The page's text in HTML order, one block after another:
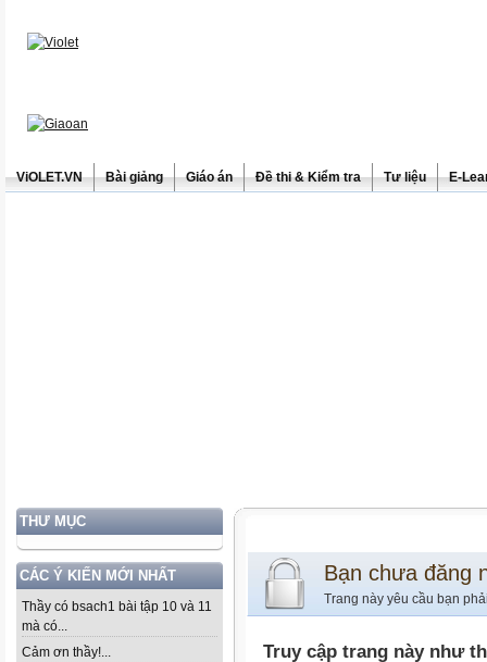
ViOLET.VN Bài giảng Giáo án Đề thi & Kiểm tra Tư liệu E-
THƯ MỤC
CÁC Ý KIẾN MỚI NHẤT
Thầy có bsach1 bài tập 10 và 11
mà có...
Cảm ơn thầy!...
Bạn chưa đăng
Trang này yêu cầu bạn
Truy cập trang này như